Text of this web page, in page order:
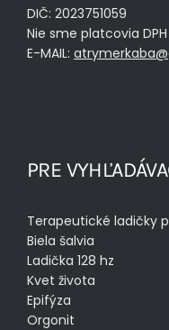
DIČ: 2023751059
Nie sme platcovia DPH
E-MAIL:
PRE
Terapeutické ladičky
Biela šalvia
Ladička 128 hz
Kvet života
Epifýza
Orgonit